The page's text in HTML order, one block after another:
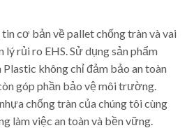
cơ bản về pallet chống tràn và vai
rủi ro EHS. Sử dụng sản phẩm
không chỉ đảm bảo an toàn
góp phần bảo vệ môi trường.
chống tràn của chúng tôi cùng
làm việc an toàn và bền vững.